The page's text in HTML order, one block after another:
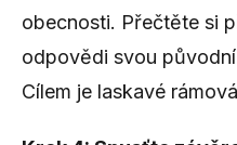
obecnosti. Přečtěte si
odpovědi svou
Cílem je laskavé